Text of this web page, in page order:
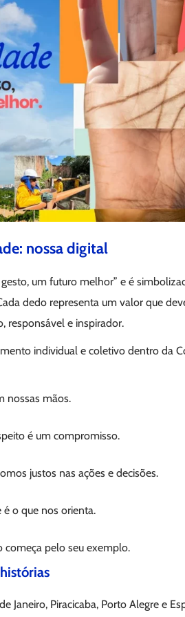
nossa digital
um futuro melhor” e é
dedo representa um valor que
responsável e inspirador.
individual e coletivo dentro da
nossas mãos.
é um compromisso.
justos nas ações e decisões.
é o que nos orienta.
começa pelo seu exemplo.
Janeiro, Piracicaba, Porto Alegre e